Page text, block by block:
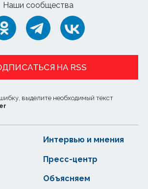
Наши сообщества
НА RSS
выделите необходимый текст
Интервью и мнения
Пресс-центр
Объясняем